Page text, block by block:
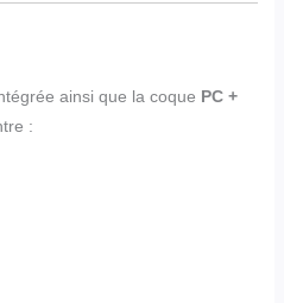
ainsi que la coque PC +
: